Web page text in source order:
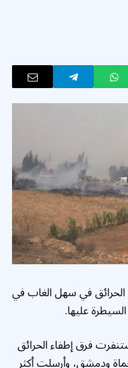
الحرائق في سهل الغاب في
عليها.
فرق إطفاء الحرائق
ودمشق، وأرسلت أكثر